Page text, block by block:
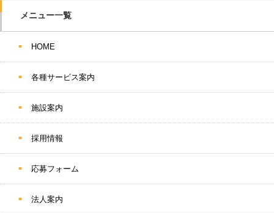
メニュー一覧
HOME
各種サービス案内
施設案内
採用情報
応募フォーム
法人案内